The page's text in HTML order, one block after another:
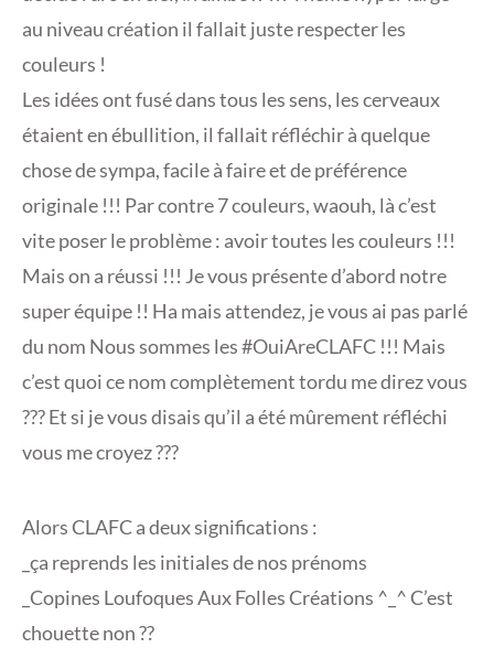
au niveau création il fallait juste respecter les
couleurs !
Les idées ont fusé dans tous les sens, les cerveaux
étaient en ébullition, il fallait réfléchir à quelque
chose de sympa, facile à faire et de préférence
originale !!! Par contre 7 couleurs, waouh, là c’est
vite poser le problème : avoir toutes les couleurs !!!
Mais on a réussi !!! Je vous présente d’abord notre
super équipe !! Ha mais attendez, je vous ai pas parlé
du nom Nous sommes les #OuiAreCLAFC !!! Mais
c’est quoi ce nom complètement tordu me direz vous
??? Et si je vous disais qu’il a été mûrement réfléchi
vous me croyez ???
Alors CLAFC a deux significations :
_ça reprends les initiales de nos prénoms
_Copines Loufoques Aux Folles Créations ^_^ C’est
chouette non ??